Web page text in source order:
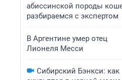
абиссинской породы
разбираемся с экспертом
В Аргентине умер отец
Лионеля Месси
Сибирский Бэнкси: как